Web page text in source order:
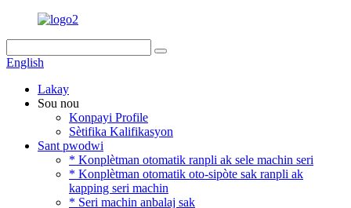
English
Lakay
Sou nou
Konpayi Profile
Sètifika Kalifikasyon
Sant pwodwi
* Konplètman otomatik ranpli ak sele machin seri
* Konplètman otomatik oto-sipòte sak ranpli ak
kapping seri machin
* Seri machin anbalaj sak